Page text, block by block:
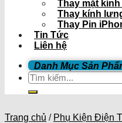
Thay mặt
Thay kính
Thay Pin
Tin Tức
Liên hệ
Tìm
kiếm:
Trang chủ / Phụ Kiện Điện